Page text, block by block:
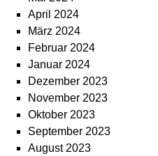
April 2024
März 2024
Februar 2024
Januar 2024
Dezember 2023
November 2023
Oktober 2023
September 2023
August 2023